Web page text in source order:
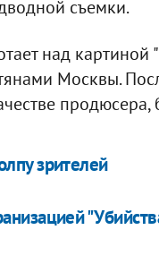
съемки.
над
Москвы.
зрителей